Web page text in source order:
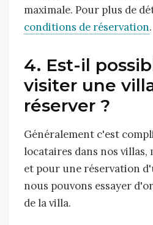
maximale. Pour plus de
conditions de réservation.
4. Est-il
visiter une
réserver ?
Généralement c'est
locataires dans nos villas,
et pour une réservation
nous pouvons essayer
de la villa.